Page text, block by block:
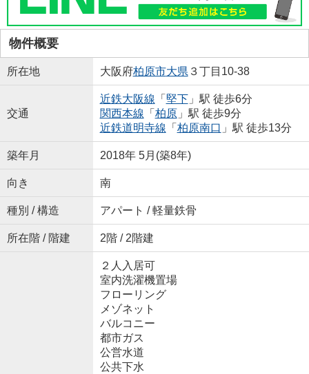
物件概要
所在地 大阪府柏原市大県 ３丁目10-38
交通
近鉄大阪線 「 堅下」駅 徒歩6分
関西本線 「 柏原」駅 徒歩9分
近鉄道明寺線 「 柏原南口 」駅 徒歩13分
築年月 2018年 5月(築8年)
向き 南
種別 / 構造 アパート / 軽量鉄骨
所在階 / 階建 2階 / 2階建
２人入居可
室内洗濯機置場
フローリング
メゾネット
バルコニー
都市ガス
公営水道
公共下水